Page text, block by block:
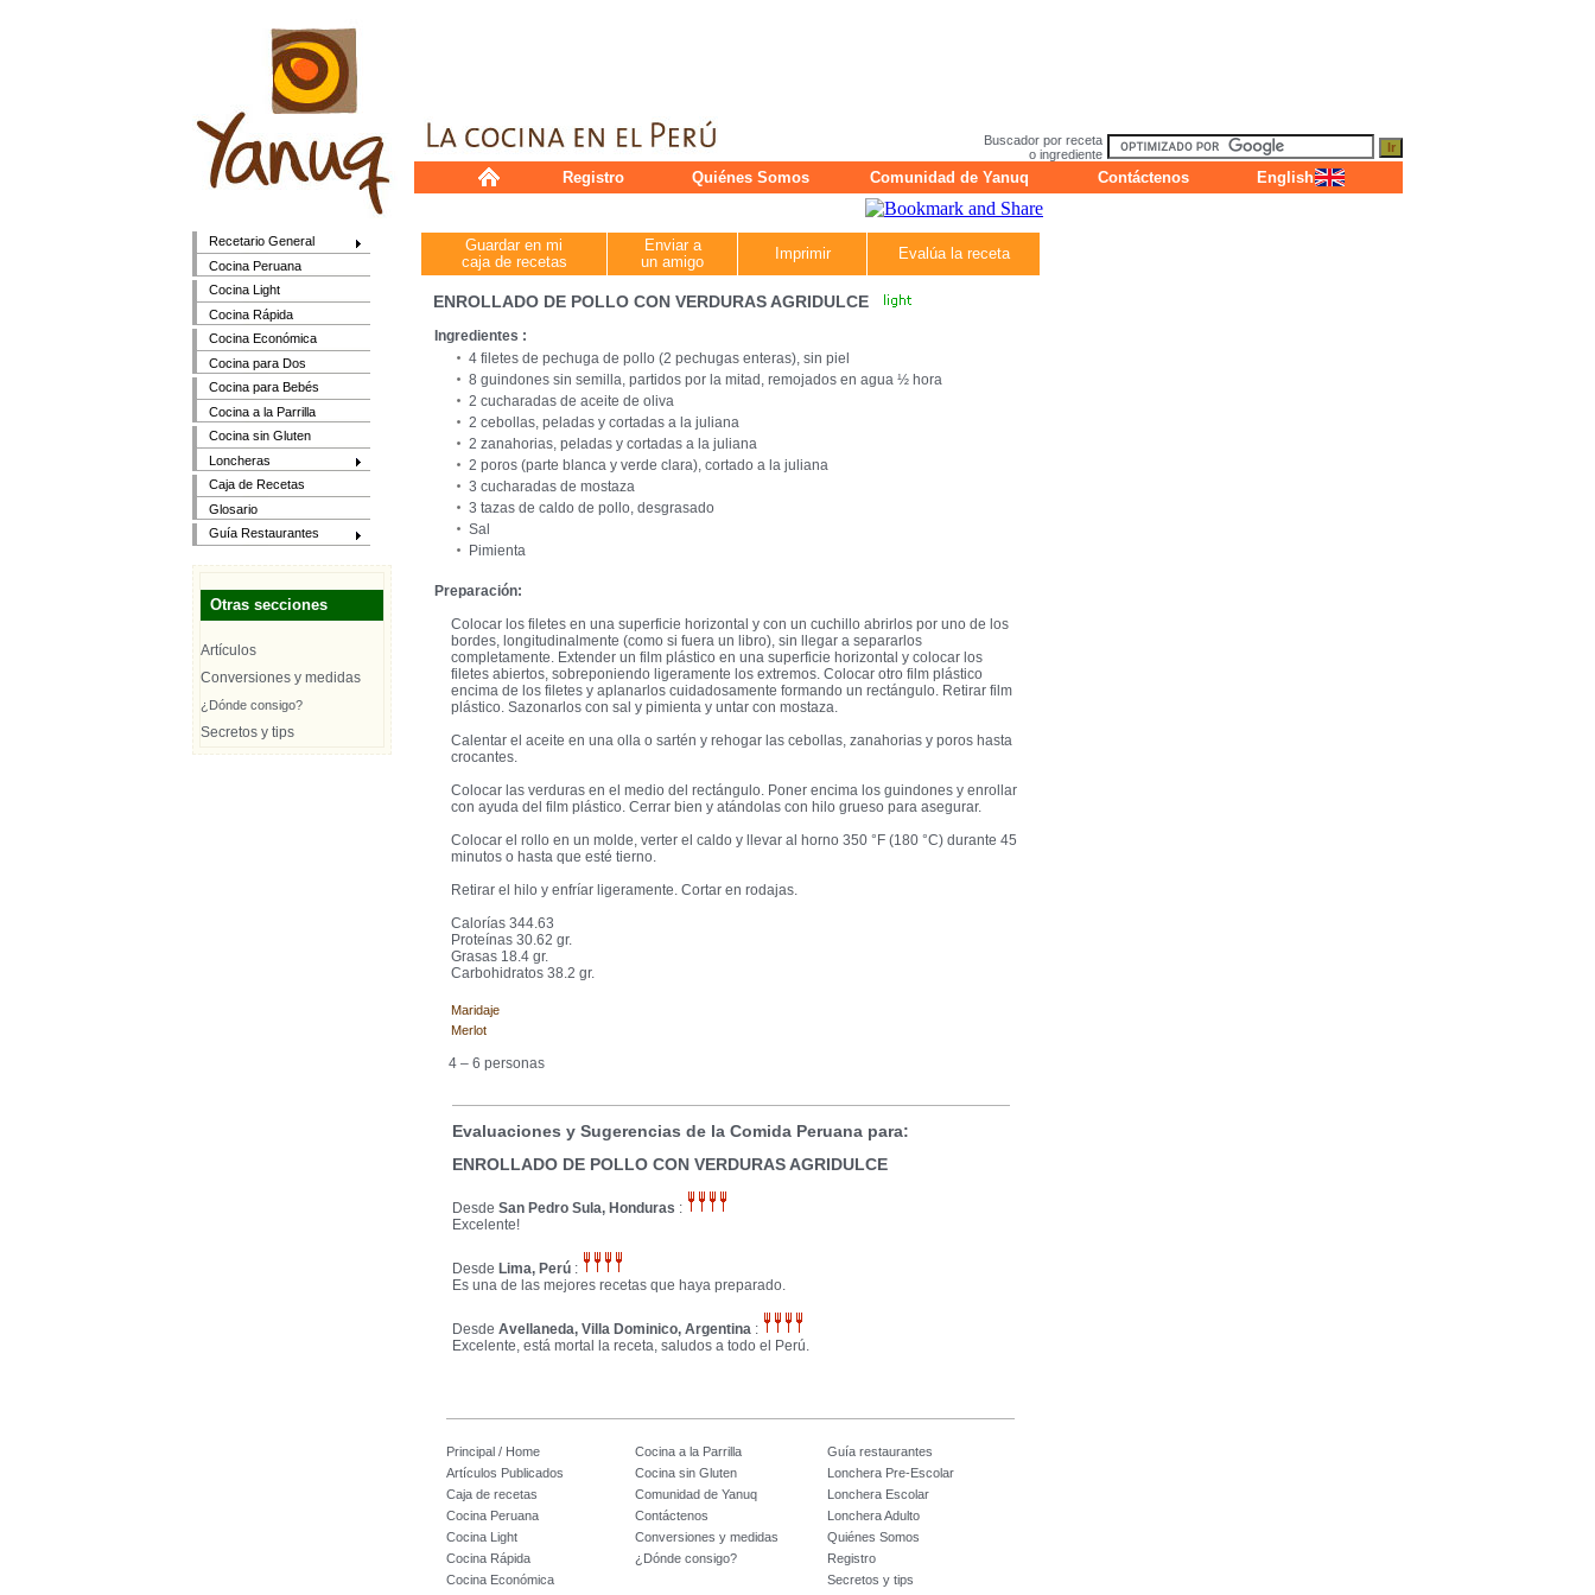
Recetario General
Cocina Peruana
Cocina Light
Cocina Rápida
Cocina Económica
Cocina para Dos
Cocina para Bebés
Cocina a la Parrilla
Cocina sin Gluten
Loncheras
Caja de Recetas
Glosario
Guía Restaurantes
Otras secciones
Artículos
Conversiones y medidas
¿Dónde consigo?
Secretos y tips
Buscador por receta
o ingrediente
Registro Quiénes Somos Comunidad de Yanuq Contáctenos English
Guardar en mi
caja de recetas
Enviar a
un amigo
Imprimir Evalúa la receta
ENROLLADO DE POLLO CON VERDURAS AGRIDULCE
Ingredientes :
4 filetes de pechuga de pollo (2 pechugas enteras), sin piel
8 guindones sin semilla, partidos por la mitad, remojados en agua ½ hora
2 cucharadas de aceite de oliva
2 cebollas, peladas y cortadas a la juliana
2 zanahorias, peladas y cortadas a la juliana
2 poros (parte blanca y verde clara), cortado a la juliana
3 cucharadas de mostaza
3 tazas de caldo de pollo, desgrasado
Sal
Pimienta
Preparación:
Colocar los filetes en una superficie horizontal y con un cuchillo abrirlos por uno de los
bordes, longitudinalmente (como si fuera un libro), sin llegar a separarlos
completamente. Extender un film plástico en una superficie horizontal y colocar los
filetes abiertos, sobreponiendo ligeramente los extremos. Colocar otro film plástico
encima de los filetes y aplanarlos cuidadosamente formando un rectángulo. Retirar film
plástico. Sazonarlos con sal y pimienta y untar con mostaza.
Calentar el aceite en una olla o sartén y rehogar las cebollas, zanahorias y poros hasta
crocantes.
Colocar las verduras en el medio del rectángulo. Poner encima los guindones y enrollar
con ayuda del film plástico. Cerrar bien y atándolas con hilo grueso para asegurar.
Colocar el rollo en un molde, verter el caldo y llevar al horno 350 °F (180 °C) durante 45
minutos o hasta que esté tierno.
Retirar el hilo y enfríar ligeramente. Cortar en rodajas.
Calorías 344.63
Proteínas 30.62 gr.
Grasas 18.4 gr.
Carbohidratos 38.2 gr.
Maridaje
Merlot
4 – 6 personas
Evaluaciones y Sugerencias de la Comida Peruana para:
ENROLLADO DE POLLO CON VERDURAS AGRIDULCE
Desde San Pedro Sula, Honduras :
Excelente!
Desde Lima, Perú:
Es una de las mejores recetas que haya preparado.
Desde Avellaneda, Villa Dominico, Argentina:
Excelente, está mortal la receta, saludos a todo el Perú.
Principal / Home Cocina a la Parrilla
Guía restaurantes
Artículos Publicados
Cocina sin Gluten
Lonchera Pre-Escolar
Caja de recetas
Comunidad de Yanuq
Lonchera Escolar
Cocina Peruana
Contáctenos
Lonchera Adulto
Cocina Light
Conversiones y medidas
Quiénes Somos
Cocina Rápida
¿Dónde consigo?
Registro
Cocina Económica
Secretos y tips